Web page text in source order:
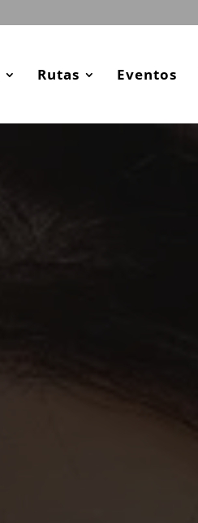
Rutas Eventos